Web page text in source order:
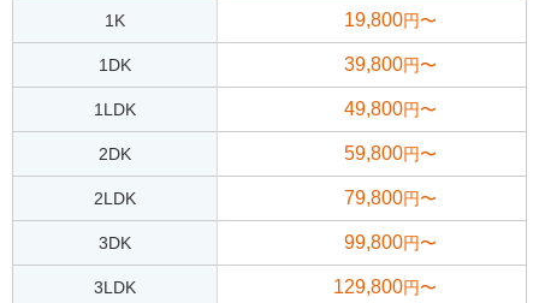
1K 19,800円〜
1DK 39,800円〜
1LDK 49,800円〜
2DK 59,800円〜
2LDK 79,800円〜
3DK 99,800円〜
3LDK 129,800円〜